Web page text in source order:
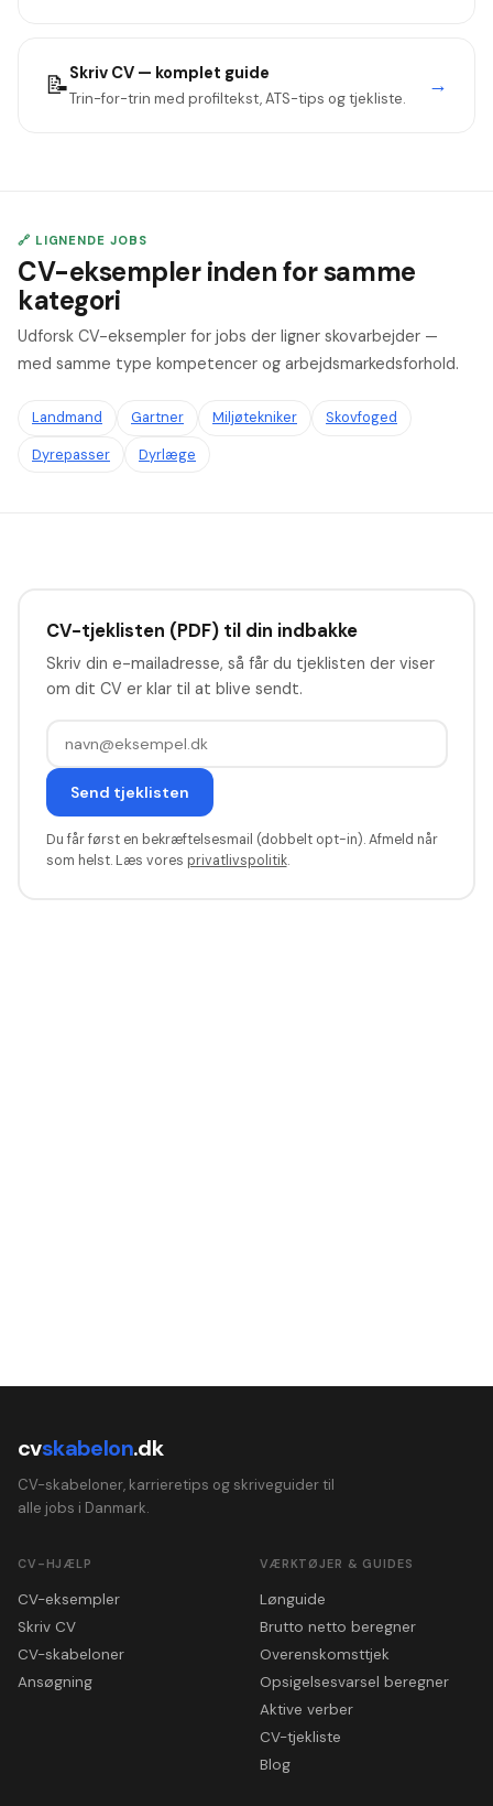
📝Skriv CV — komplet guide
Trin-for-trin med profiltekst, ATS-tips og tjekliste.
→
🔗 LIGNENDE JOBS
CV-eksempler inden for samme
kategori
Udforsk CV-eksempler for jobs der ligner skovarbejder —
med samme type kompetencer og arbejdsmarkedsforhold.
Landmand Gartner Miljøtekniker
Skovfoged
Dyrepasser
Dyrlæge
CV-tjeklisten (PDF) til din indbakke
Skriv din e-mailadresse, så får du tjeklisten der viser
om dit CV er klar til at blive sendt.
Send tjeklisten
Du får først en bekræftelsesmail (dobbelt opt-in). Afmeld når
som helst. Læs vores privatlivspolitik.
cvskabelon.dk
CV-skabeloner, karrieretips og skriveguider til
alle jobs i Danmark.
CV-HJÆLP
CV-eksempler
Skriv CV
CV-skabeloner
Ansøgning
VÆRKTØJER & GUIDES
Lønguide
Brutto netto beregner
Overenskomsttjek
Opsigelsesvarsel beregner
Aktive verber
CV-tjekliste
Blog